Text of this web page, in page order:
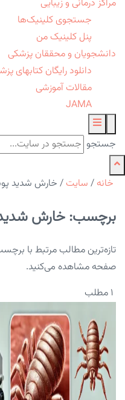
مراکز درمانی و زیبایی
جستجوی کلینیک‌ها
پنل کلینیک من
دانشجویان و محققان پزشکی
دانلود رایگان کتابهای
مقالات آموزشی
JAMA
جستجو
خانه / سایت / خارش شدید
برچسب: خارش
تازه‌ترین مطالب مرتبط با
صفحه مشاهده می‌کنید.
۱ مطلب